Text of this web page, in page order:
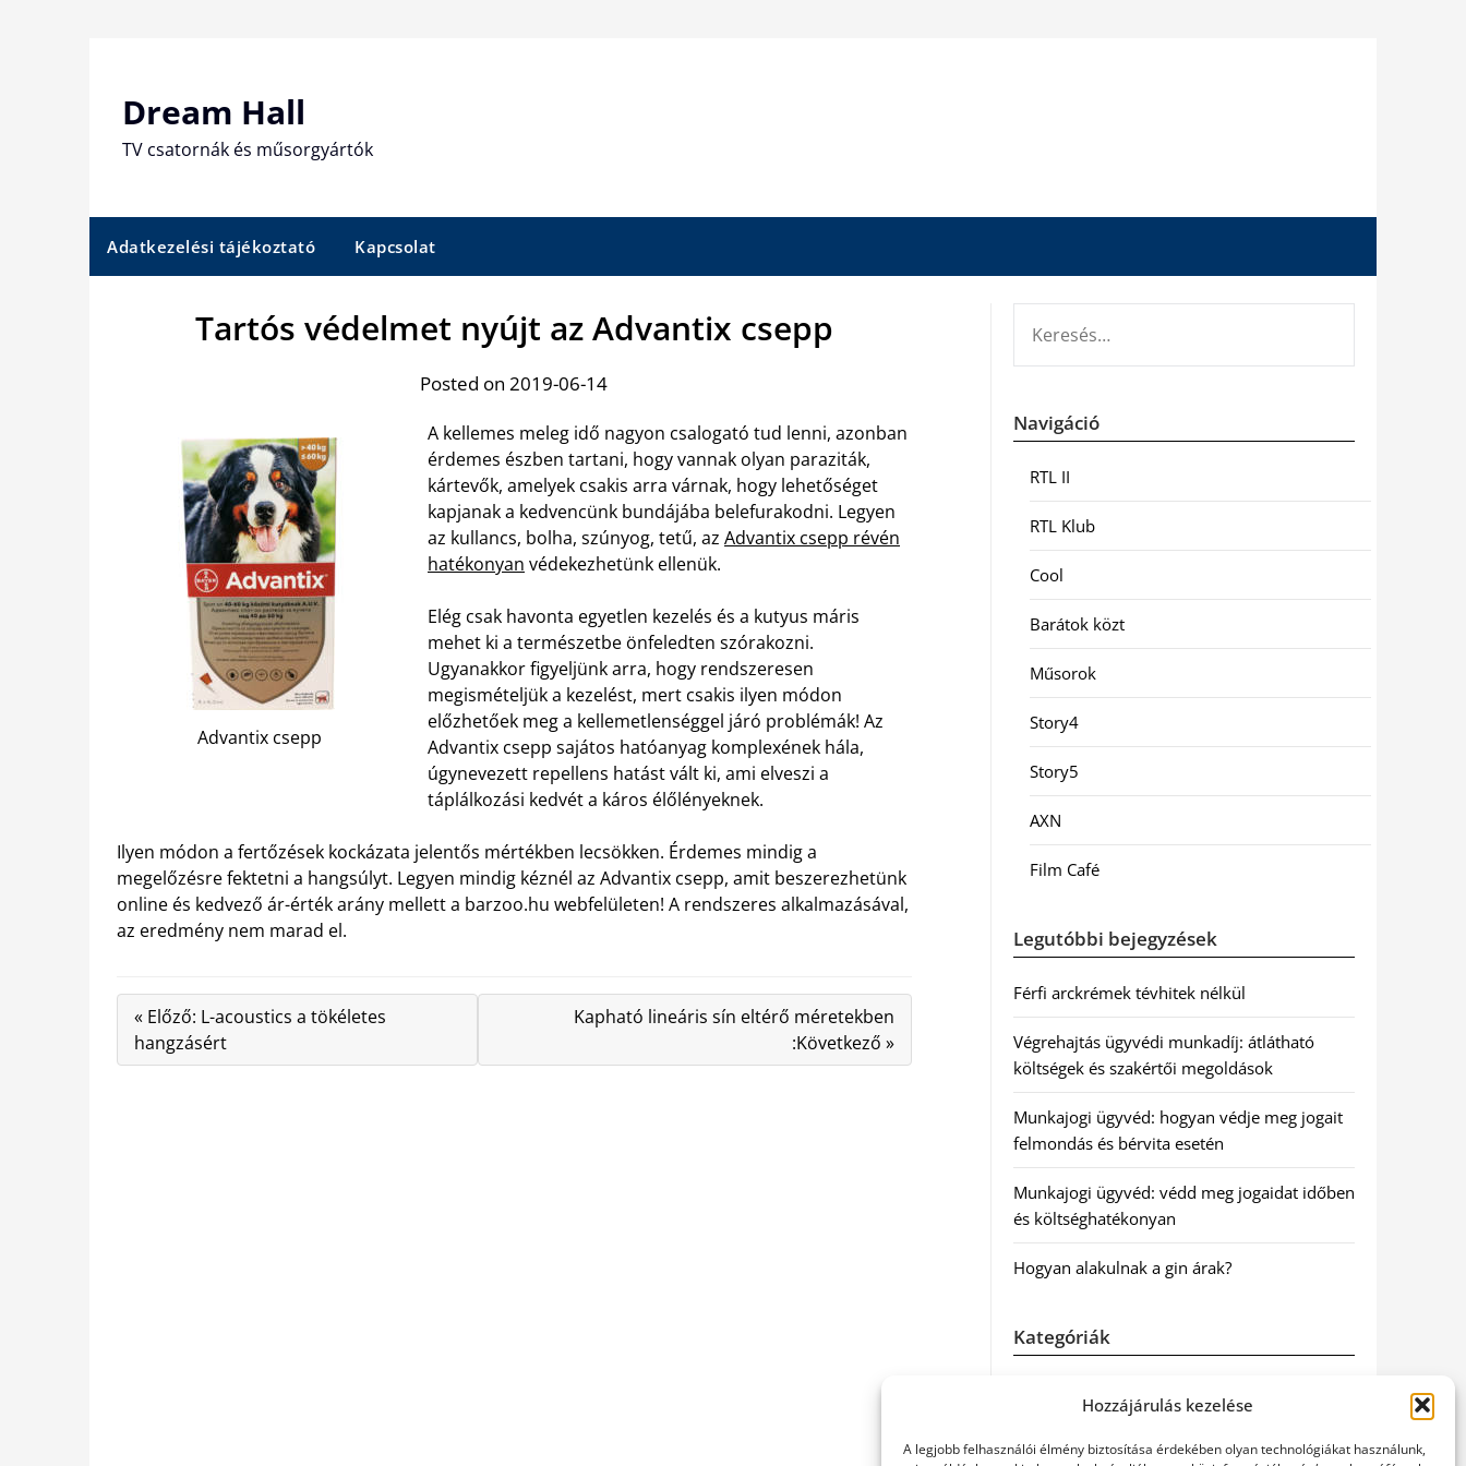
Hozzájárulás kezelése
A legjobb felhasználói élmény biztosítása érdekében olyan technológiákat használunk,
Dream Hall
TV csatornák és műsorgyártók
Adatkezelési tájékoztató Kapcsolat
Tartós védelmet nyújt az Advantix csepp
Posted on 2019-06-14
Advantix csepp
A kellemes meleg idő nagyon csalogató tud lenni, azonban
érdemes észben tartani, hogy vannak olyan paraziták,
kártevők, amelyek csakis arra várnak, hogy lehetőséget
kapjanak a kedvencünk bundájába belefurakodni. Legyen
az kullancs, bolha, szúnyog, tetű, az Advantix csepp révén
hatékonyan védekezhetünk ellenük.
Elég csak havonta egyetlen kezelés és a kutyus máris
mehet ki a természetbe önfeledten szórakozni.
Ugyanakkor figyeljünk arra, hogy rendszeresen
megismételjük a kezelést, mert csakis ilyen módon
előzhetőek meg a kellemetlenséggel járó problémák! Az
Advantix csepp sajátos hatóanyag komplexének hála,
úgynevezett repellens hatást vált ki, ami elveszi a
táplálkozási kedvét a káros élőlényeknek.
Ilyen módon a fertőzések kockázata jelentős mértékben lecsökken. Érdemes mindig a
megelőzésre fektetni a hangsúlyt. Legyen mindig kéznél az Advantix csepp, amit beszerezhetünk
online és kedvező ár-érték arány mellett a barzoo.hu webfelületen! A rendszeres alkalmazásával,
az eredmény nem marad el.
« Előző: L-acoustics a tökéletes
hangzásért
Kapható lineáris sín eltérő méretekben
:Következő »
Navigáció
RTL II
RTL Klub
Cool
Barátok közt
Műsorok
Story4
Story5
AXN
Film Café
Legutóbbi bejegyzések
Férfi arckrémek tévhitek nélkül
Végrehajtás ügyvédi munkadíj: átlátható
költségek és szakértői megoldások
Munkajogi ügyvéd: hogyan védje meg jogait
felmondás és bérvita esetén
Munkajogi ügyvéd: védd meg jogaidat időben
és költséghatékonyan
Hogyan alakulnak a gin árak?
Kategóriák
Hírek